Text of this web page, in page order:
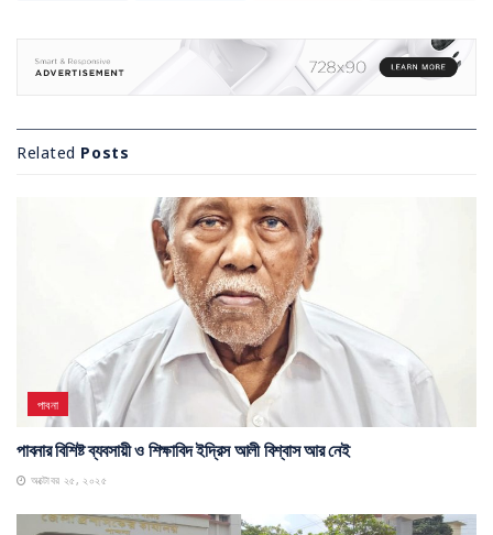
Related Posts
পাবনা
পাবনার বিশিষ্ট ব্যবসায়ী ও শিক্ষাবিদ ইদ্রিস আলী বিশ্বাস আর নেই
অক্টোবর ২৫, ২০২৫